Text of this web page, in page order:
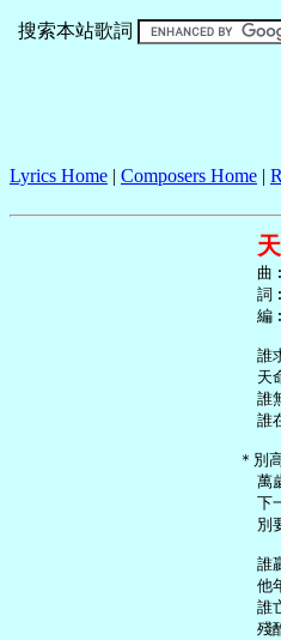
搜索本站歌詞
Lyrics Home | Composers Home |
     曲︰
     詞︰
     編︰
誰
天
誰
誰
＊別
萬
下
別
誰
他
誰
殘